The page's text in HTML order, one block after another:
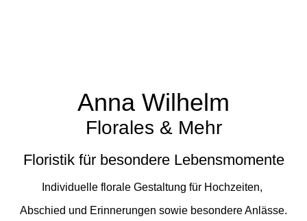
Anna Wilhelm
Florales & Mehr
Floristik für besondere Lebensmomente
Individuelle florale Gestaltung für Hochzeiten,
Abschied und Erinnerungen sowie besondere Anlässe.